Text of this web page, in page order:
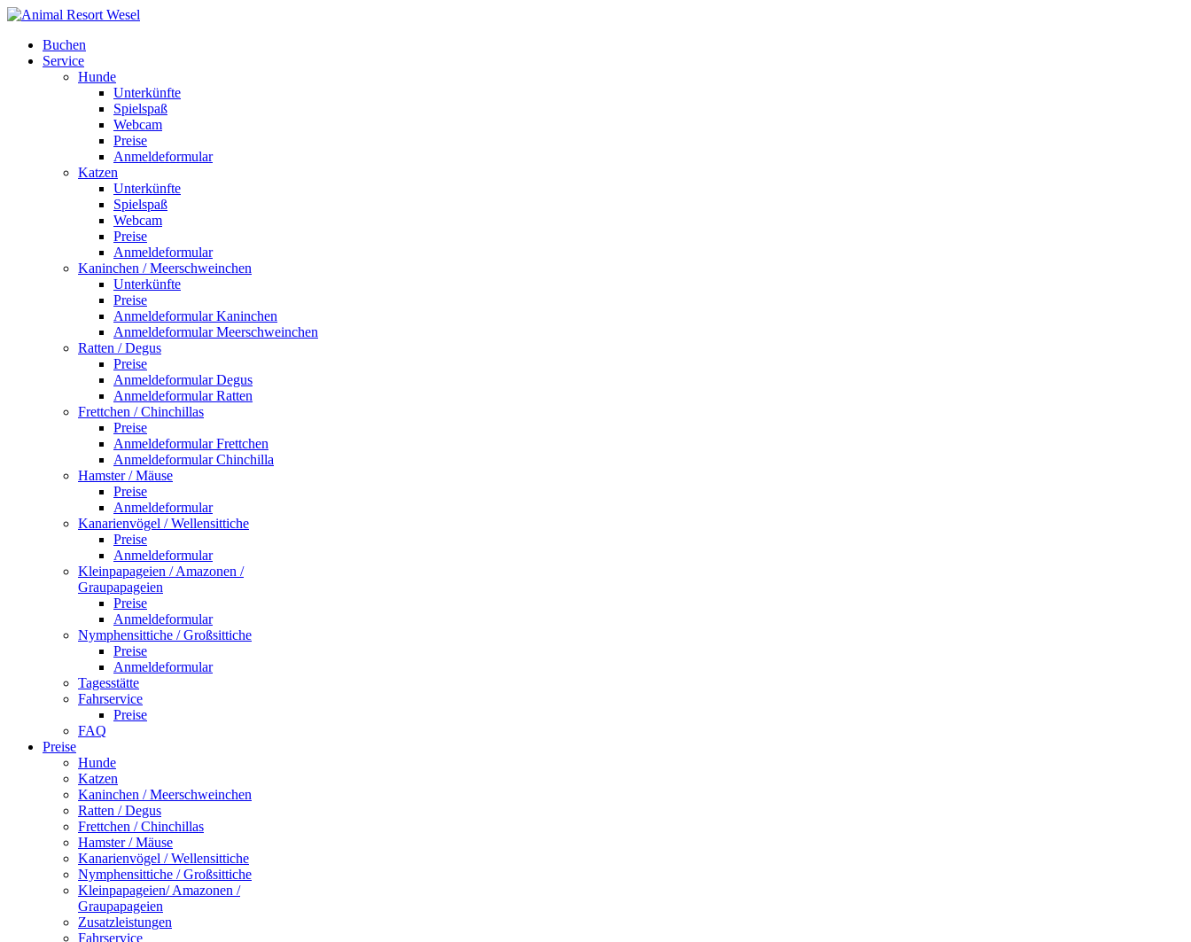
Buchen
Service
Hunde
Unterkünfte
Spielspaß
Webcam
Preise
Anmeldeformular
Katzen
Unterkünfte
Spielspaß
Webcam
Preise
Anmeldeformular
Kaninchen / Meerschweinchen
Unterkünfte
Preise
Anmeldeformular Kaninchen
Anmeldeformular Meerschweinchen
Ratten / Degus
Preise
Anmeldeformular Degus
Anmeldeformular Ratten
Frettchen / Chinchillas
Preise
Anmeldeformular Frettchen
Anmeldeformular Chinchilla
Hamster / Mäuse
Preise
Anmeldeformular
Kanarienvögel / Wellensittiche
Preise
Anmeldeformular
Kleinpapageien / Amazonen /
Graupapageien
Preise
Anmeldeformular
Nymphensittiche / Großsittiche
Preise
Anmeldeformular
Tagesstätte
Fahrservice
Preise
FAQ
Preise
Hunde
Katzen
Kaninchen / Meerschweinchen
Ratten / Degus
Frettchen / Chinchillas
Hamster / Mäuse
Kanarienvögel / Wellensittiche
Nymphensittiche / Großsittiche
Kleinpapageien/ Amazonen /
Graupapageien
Zusatzleistungen
Fahrservice